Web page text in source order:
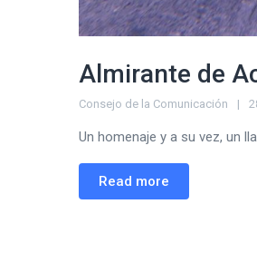
Almirante de
Consejo de la Comunicación
Un homenaje y a su vez, un
Read more